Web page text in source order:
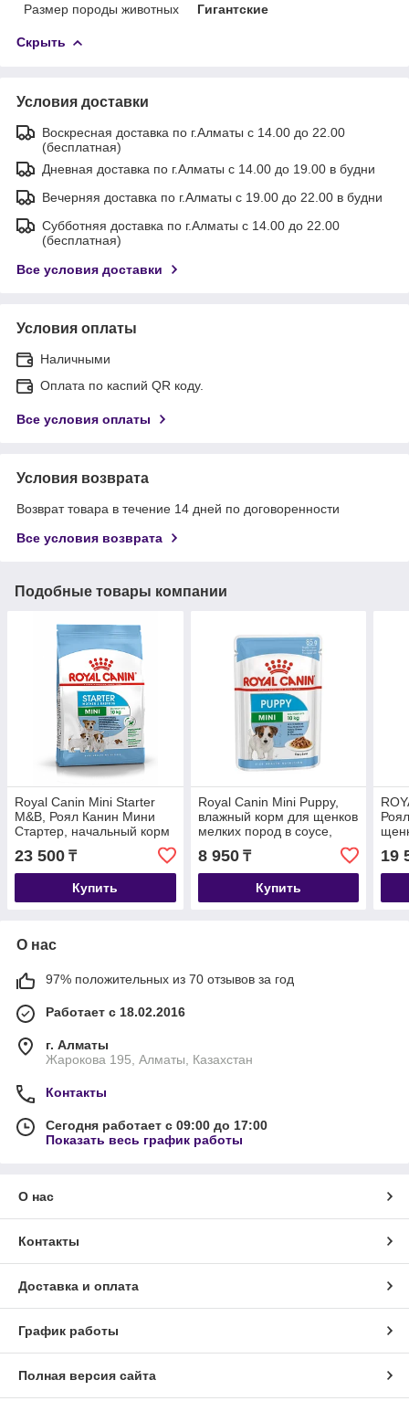
Размер породы животных
Гигантские
Скрыть
Условия доставки
Воскресная доставка по г.Алматы с 14.00 до 22.00
(бесплатная)
Дневная доставка по г.Алматы с 14.00 до 19.00 в будни
Вечерняя доставка по г.Алматы с 19.00 до 22.00 в будни
Субботняя доставка по г.Алматы с 14.00 до 22.00
(бесплатная)
Все условия доставки
Условия оплаты
Наличными
Оплата по каспий QR коду.
Все условия оплаты
Условия возврата
Возврат товара в течение 14 дней по договоренности
Все условия возврата
Подобные товары компании
Royal Canin Mini Starter
M&B, Роял Канин Мини
Стартер, начальный корм
для щенков мелких пород,
уп. 4 кг
23 500 ₸
Купить
Royal Canin Mini Puppy,
влажный корм для щенков
мелких пород в соусе,
уп.12*85гр.
8 950₸
Купить
19
О нас
97% положительных из 70 отзывов за год
Работает с 18.02.2016
г. Алматы
Жарокова 195, Алматы, Казахстан
Контакты
Сегодня работает с 09:00 до 17:00
Показать весь график работы
О нас
Контакты
Доставка и оплата
График работы
Полная версия сайта